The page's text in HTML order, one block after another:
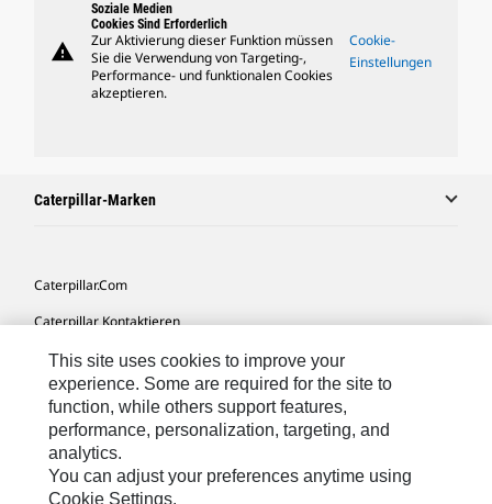
warning
Soziale Medien
Cookies Sind Erforderlich
Zur Aktivierung dieser Funktion müssen
Sie die Verwendung von Targeting-,
Performance- und funktionalen Cookies
akzeptieren.
Cookie-
Einstellungen
Caterpillar-Marken
Caterpillar.com
Caterpillar Kontaktieren
Meine Marketing-Präferenzen
Seitenübersicht
Cookie Settings
Rechtliche Hinweise
This site uses cookies to improve your
experience. Some are required for the site to
function, while others support features,
performance, personalization, targeting, and
analytics.
You can adjust your preferences anytime using
Cookie Settings.